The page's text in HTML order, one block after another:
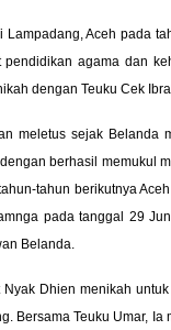
Lampadang, Aceh pada
pendidikan agama dan
dengan Teuku Cek
meletus sejak Belanda
berhasil memukul
tahun berikutnya
pada tanggal 29
Belanda.
Dhien menikah
Bersama Teuku Umar,